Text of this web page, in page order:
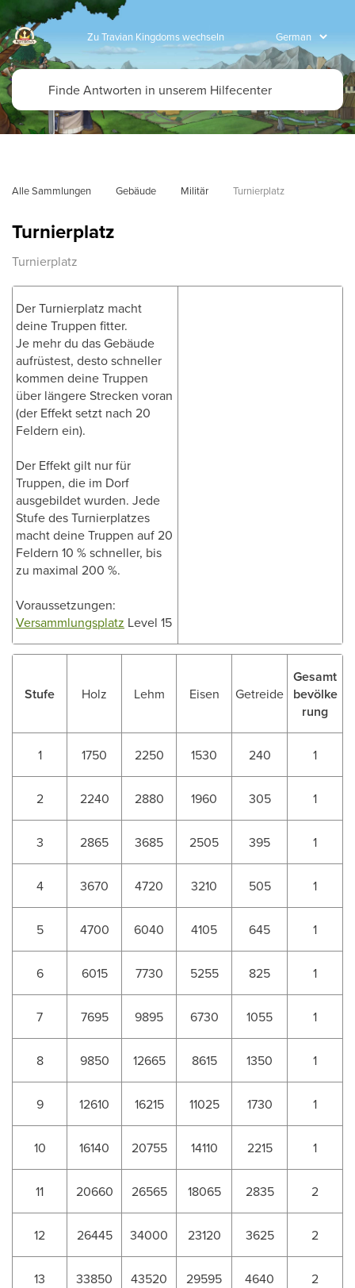
Zu Travian Kingdoms wechseln
Alle Sammlungen Gebäude Militär Turnierplatz
Turnierplatz
Turnierplatz
Der Turnierplatz macht
deine Truppen fitter.
Je mehr du das Gebäude
aufrüstest, desto schneller
kommen deine Truppen
über längere Strecken voran
(der Effekt setzt nach 20
Feldern ein).
Der Effekt gilt nur für
Truppen, die im Dorf
ausgebildet wurden. Jede
Stufe des Turnierplatzes
macht deine Truppen auf 20
Feldern 10 % schneller, bis
zu maximal 200 %.
Voraussetzungen:
Versammlungsplatz Level 15
Stufe Holz Lehm Eisen Getreide
Gesamt
bevölke
rung
1 1750 2250 1530 240 1
2 2240 2880 1960 305 1
3 2865 3685 2505 395 1
4 3670 4720 3210 505 1
5 4700 6040 4105 645 1
6 6015 7730 5255 825 1
7 7695 9895 6730 1055 1
8 9850 12665 8615 1350 1
9 12610 16215 11025 1730 1
10 16140 20755 14110 2215 1
11 20660 26565 18065 2835 2
12 26445 34000 23120 3625 2
13 33850 43520 29595 4640 2